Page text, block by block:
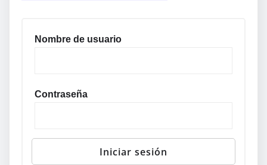
Nombre de usuario
Contraseña